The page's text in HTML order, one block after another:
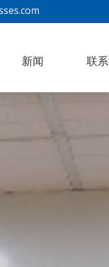
新闻 联